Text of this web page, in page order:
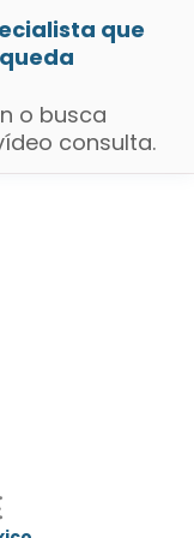
que
o busca
consulta.